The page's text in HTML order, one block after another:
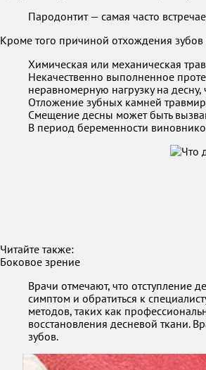
Пародонтит — самая часто
Кроме того причиной отхождения
Химическая или механическая
Некачественно выполненное
неравномерную нагрузку на
Отложение зубных камней
Смещение десны может быть
В период беременности
Читайте также:
Боковое зрение
Врачи отмечают, что отступление
симптом и обратиться к
методов, таких как
восстановления десневой ткани.
зубов.